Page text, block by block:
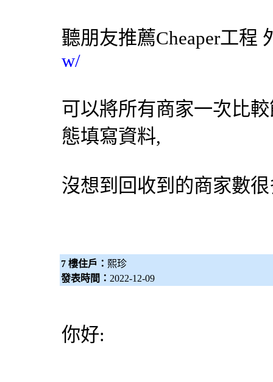
聽朋友推薦Cheaper工程
w/
可以將所有商家一次比
態填寫資料,
沒想到回收到的商家數
7 樓住戶： 熙珍
發表時間： 2022-12-09
你好: